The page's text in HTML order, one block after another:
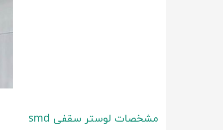
مشخصات لوستر سقفی smd